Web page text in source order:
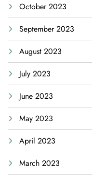
October 2023
September 2023
August 2023
July 2023
June 2023
May 2023
April 2023
March 2023